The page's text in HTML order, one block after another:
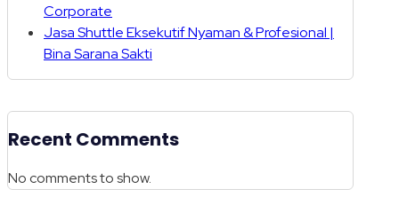
Corporate
Jasa Shuttle Eksekutif Nyaman & Profesional |
Bina Sarana Sakti
Recent Comments
No comments to show.